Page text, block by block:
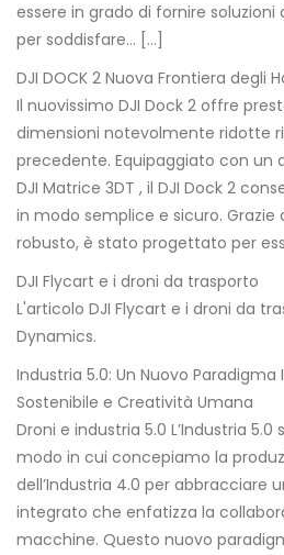
essere in grado di fornire
per soddisfare… […]
DJI DOCK 2 Nuova Frontiera degli
Il nuovissimo DJI Dock 2 offre
dimensioni notevolmente ridotte
precedente. Equipaggiato con un
DJI Matrice 3DT , il DJI Dock 2
in modo semplice e sicuro. Grazie
robusto, è stato progettato per
DJI Flycart e i droni da trasporto
L'articolo DJI Flycart e i droni da
Dynamics.
Industria 5.0: Un Nuovo
Sostenibile e Creatività Umana
Droni e industria 5.0 L’Industria
modo in cui concepiamo la
dell’Industria 4.0 per abbracciare
integrato che enfatizza la
macchine. Questo nuovo